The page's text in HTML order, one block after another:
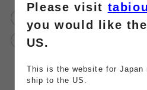
ペチパンツ
Please visit
you would like
US.
This is the website for Japan
ship to the US.